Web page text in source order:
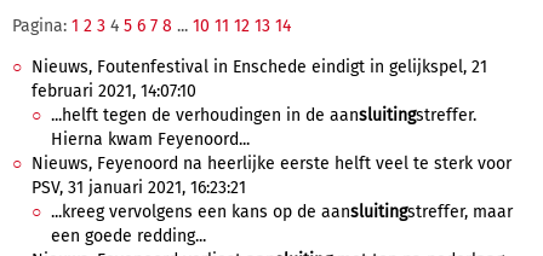
Pagina: 1 2 3 4 5 6 7 8 ... 10 11 12 13 14
Nieuws, Foutenfestival in Enschede eindigt in gelijkspel, 21
februari 2021, 14:07:10
...helft tegen de verhoudingen in de aansluitingstreffer.
Hierna kwam Feyenoord...
Nieuws, Feyenoord na heerlijke eerste helft veel te sterk voor
PSV, 31 januari 2021, 16:23:21
...kreeg vervolgens een kans op de aansluitingstreffer, maar
een goede redding...